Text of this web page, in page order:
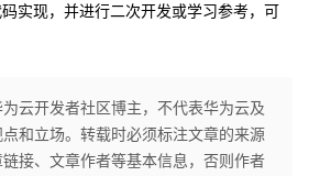
实现，并进行二次开发或学习参考，可
为云开发者社区博主，不代表华为云及
和立场。转载时必须标注文章的来源
链接、文章作者等基本信息，否则作者